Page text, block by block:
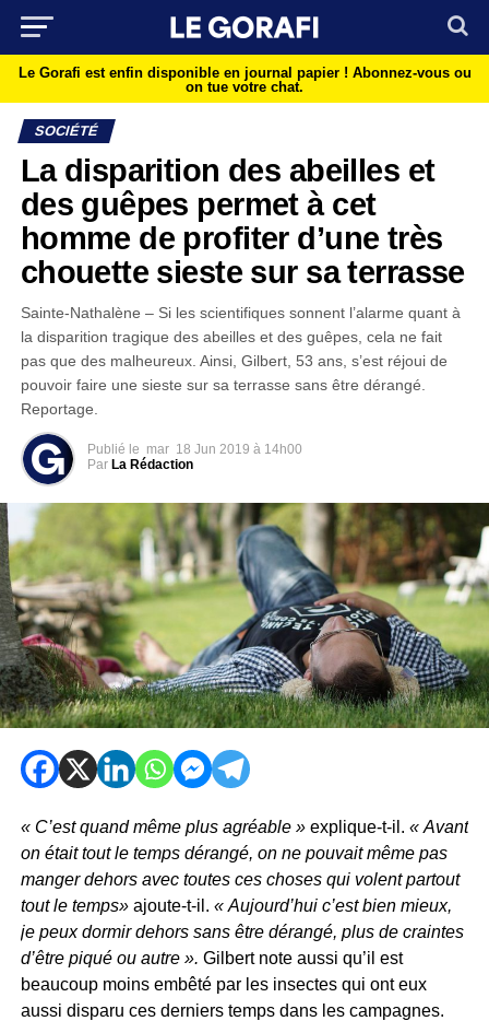
Le Gorafi est enfin disponible en journal papier ! Abonnez-vous ou
on tue votre chat.
SOCIÉTÉ
La disparition des abeilles et
des guêpes permet à cet
homme de profiter d’une très
chouette sieste sur sa terrasse
Sainte-Nathalène – Si les scientifiques sonnent l’alarme quant à
la disparition tragique des abeilles et des guêpes, cela ne fait
pas que des malheureux. Ainsi, Gilbert, 53 ans, s’est réjoui de
pouvoir faire une sieste sur sa terrasse sans être dérangé.
Reportage.
Publié le mar 18 Jun 2019 à 14h00
Par La Rédaction
« C’est quand même plus agréable » explique-t-il. « Avant
on était tout le temps dérangé, on ne pouvait même pas
manger dehors avec toutes ces choses qui volent partout
tout le temps»ajoute-t-il. « Aujourd’hui c’est bien mieux,
je peux dormir dehors sans être dérangé, plus de craintes
d’être piqué ou autre ». Gilbert note aussi qu’il est
beaucoup moins embêté par les insectes qui ont eux
aussi disparu ces derniers temps dans les campagnes.